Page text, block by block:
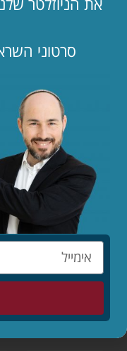
החופש כאן. בעלי שם.
הילד קיבל ווטסאפ. מה
לקריאת המאמר »
לפי נושאים
תפילה
ציונות דתית
סרטוני